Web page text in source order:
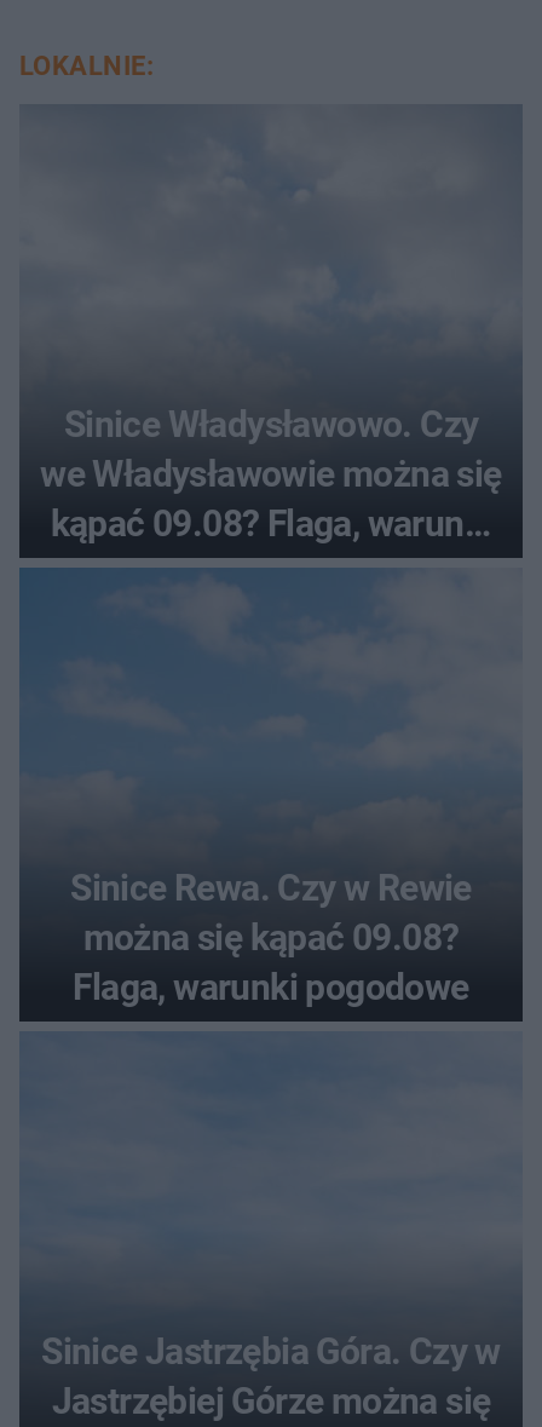
LOKALNIE:
Sinice Władysławowo. Czy
we Władysławowie można się
kąpać 09.08? Flaga, warunki
pogodowe
Sinice Rewa. Czy w Rewie
można się kąpać 09.08?
Flaga, warunki pogodowe
Sinice Jastrzębia Góra. Czy w
Jastrzębiej Górze można się